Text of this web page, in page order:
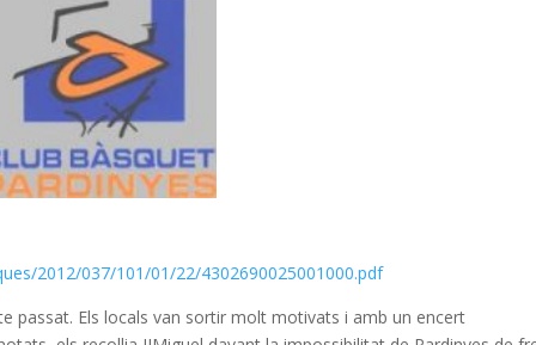
2012/037/101/01/22/4302690025001000.pdf
passat. Els locals van sortir molt motivats i amb un encert